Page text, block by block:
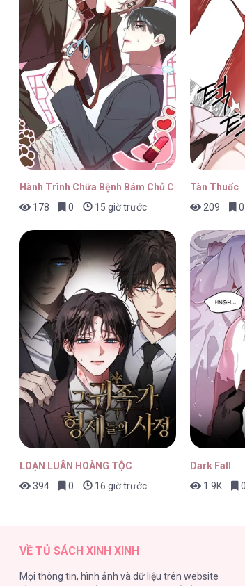
Nhà Trọ Số
Nhà Trọ Số
Nhà Trọ Số
Nhà Trọ Số
Nhà Trọ Số
Hành Trình Chữa Bệnh Bám Chủ Của Cún Nhà Tôi
178
0 15 giờ trước
Tàn Thuốc
209
0
LOẠN LUÂN HOÀNG TỘC
394
0 16 giờ trước
Dark Fall
1.9K
0
VỀ TỦ SÁCH XINH XINH
Mọi thông tin, hình ảnh và dữ liệu trên website